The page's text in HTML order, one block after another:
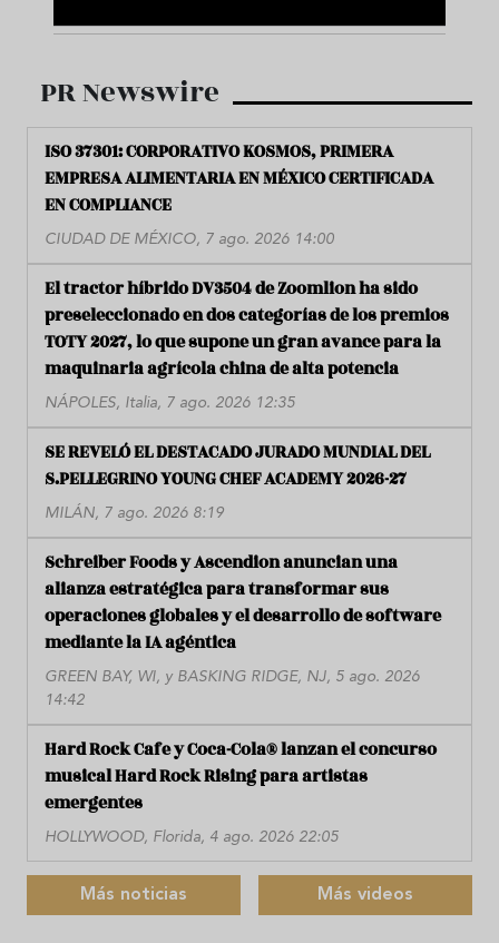
PR Newswire
ISO 37301: CORPORATIVO KOSMOS, PRIMERA
EMPRESA ALIMENTARIA EN MÉXICO CERTIFICADA
EN COMPLIANCE
CIUDAD DE MÉXICO, 7 ago. 2026 14:00
El tractor híbrido DV3504 de Zoomlion ha sido
preseleccionado en dos categorías de los premios
TOTY 2027, lo que supone un gran avance para la
maquinaria agrícola china de alta potencia
NÁPOLES, Italia, 7 ago. 2026 12:35
SE REVELÓ EL DESTACADO JURADO MUNDIAL DEL
S.PELLEGRINO YOUNG CHEF ACADEMY 2026-27
MILÁN, 7 ago. 2026 8:19
Schreiber Foods y Ascendion anuncian una
alianza estratégica para transformar sus
operaciones globales y el desarrollo de software
mediante la IA agéntica
GREEN BAY, WI, y BASKING RIDGE, NJ, 5 ago. 2026
14:42
Hard Rock Cafe y Coca-Cola® lanzan el concurso
musical Hard Rock Rising para artistas
emergentes
HOLLYWOOD, Florida, 4 ago. 2026 22:05
Más noticias Más videos